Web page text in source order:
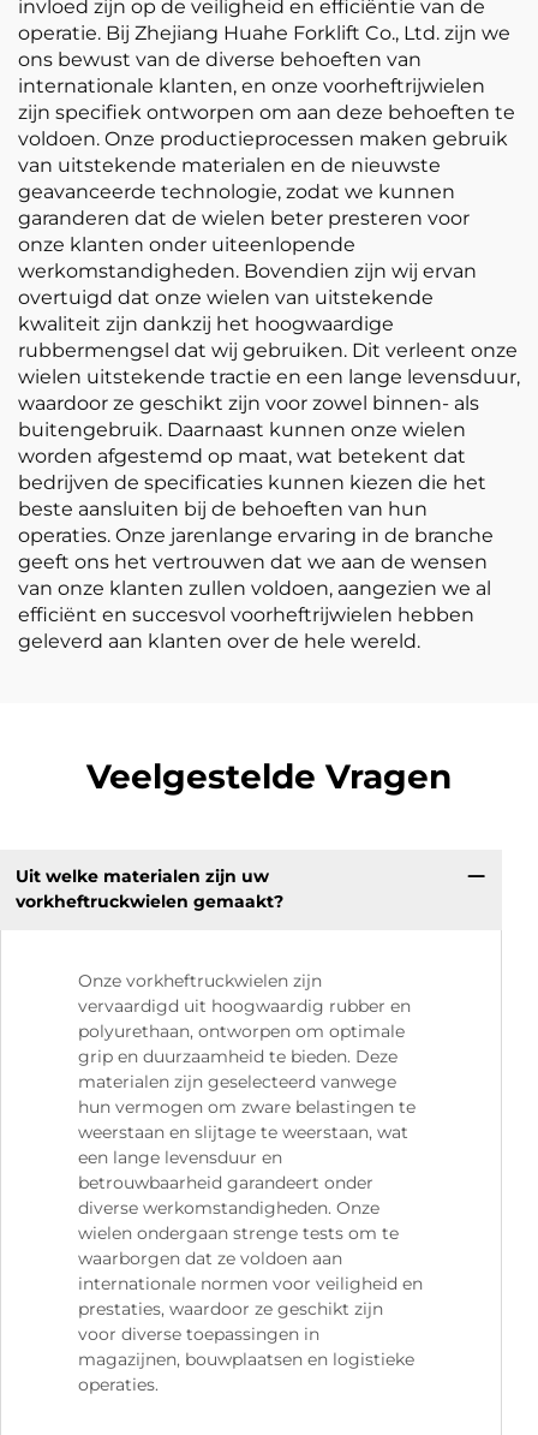
invloed zijn op de veiligheid en efficiëntie van de
operatie. Bij Zhejiang Huahe Forklift Co., Ltd. zijn we
ons bewust van de diverse behoeften van
internationale klanten, en onze voorheftrijwielen
zijn specifiek ontworpen om aan deze behoeften te
voldoen. Onze productieprocessen maken gebruik
van uitstekende materialen en de nieuwste
geavanceerde technologie, zodat we kunnen
garanderen dat de wielen beter presteren voor
onze klanten onder uiteenlopende
werkomstandigheden. Bovendien zijn wij ervan
overtuigd dat onze wielen van uitstekende
kwaliteit zijn dankzij het hoogwaardige
rubbermengsel dat wij gebruiken. Dit verleent onze
wielen uitstekende tractie en een lange levensduur,
waardoor ze geschikt zijn voor zowel binnen- als
buitengebruik. Daarnaast kunnen onze wielen
worden afgestemd op maat, wat betekent dat
bedrijven de specificaties kunnen kiezen die het
beste aansluiten bij de behoeften van hun
operaties. Onze jarenlange ervaring in de branche
geeft ons het vertrouwen dat we aan de wensen
van onze klanten zullen voldoen, aangezien we al
efficiënt en succesvol voorheftrijwielen hebben
geleverd aan klanten over de hele wereld.
Veelgestelde Vragen
Uit welke materialen zijn uw
vorkheftruckwielen gemaakt?
Onze vorkheftruckwielen zijn
vervaardigd uit hoogwaardig rubber en
polyurethaan, ontworpen om optimale
grip en duurzaamheid te bieden. Deze
materialen zijn geselecteerd vanwege
hun vermogen om zware belastingen te
weerstaan en slijtage te weerstaan, wat
een lange levensduur en
betrouwbaarheid garandeert onder
diverse werkomstandigheden. Onze
wielen ondergaan strenge tests om te
waarborgen dat ze voldoen aan
internationale normen voor veiligheid en
prestaties, waardoor ze geschikt zijn
voor diverse toepassingen in
magazijnen, bouwplaatsen en logistieke
operaties.